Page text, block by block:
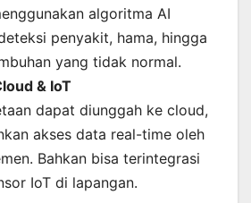
algoritma AI
penyakit, hama, hingga
yang tidak normal.
& IoT
dapat diunggah ke cloud,
akses data real-time oleh
Bahkan bisa terintegrasi
IoT di lapangan.